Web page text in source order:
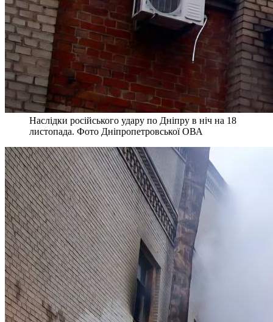
Наслідки російського удару по Дніпру в ніч на 18
листопада. Фото Дніпропетровської ОВА